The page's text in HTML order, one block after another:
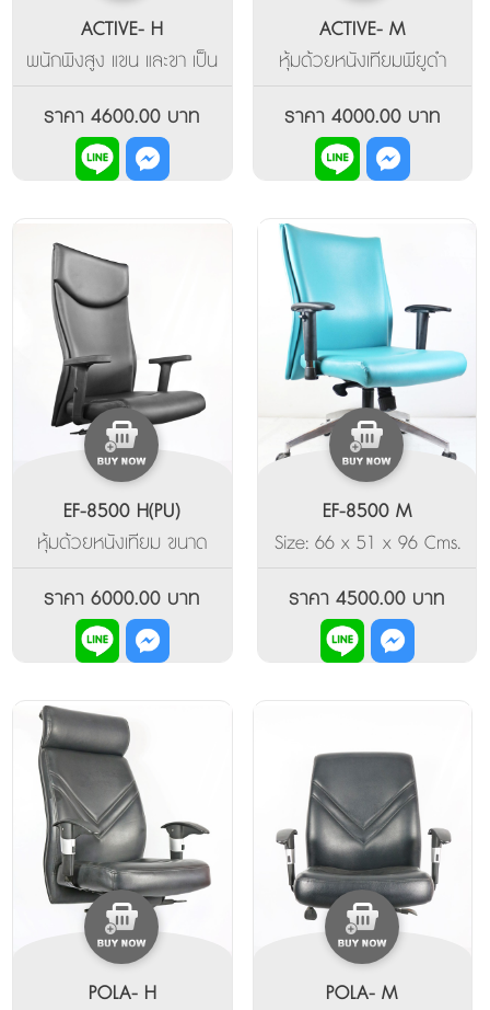
ACTIVE- H
พนักพิงสูง แขน และขา เป็น
ยมเงา พนักพิงหลังปรับ
โยกเอนได้ ปรับที่นั่งขึ้นลง
ด้วยไฮโดรลิค (In Stock)
ราคา 4600.00 บาท
ACTIVE- M
หุ้มด้วยหนังเทียมพียูดำ
ชุบเคลือบด้วยโครเมี่ยมเงา
พนักพิงหลังปรับโยกเอนได้
ที่นั่งปรับขึ้นลงด้วย ไฮโดร
ราคา 4000.00 บาท
EF-8500 H(PU)
หุ้มด้วยหนังเทียม ขนาด
แขนปรับขึ้นลงได้ ขาแมงมุม
สีเงิน
ราคา 6000.00 บาท
EF-8500 M
Size: 66 x 51 x 96 Cms.
หุ้มด้วยหนังพียู
(Polyurethane) มีท้าวแขน
เป็นแบบปรับระดับได้ ด้าน
ปรับระดับด้วยไฮโดรลิค
ฐานขาเป็นเหล็กดัดเคลือบ
ด้วยโครเมี่ยมเงา
ราคา 4500.00 บาท
POLA- H POLA- M